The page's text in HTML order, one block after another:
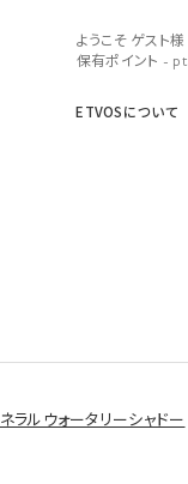
ETVOSについて
ようこそ ゲスト様
保有ポイント - pt
ラルウォータリーシャドー